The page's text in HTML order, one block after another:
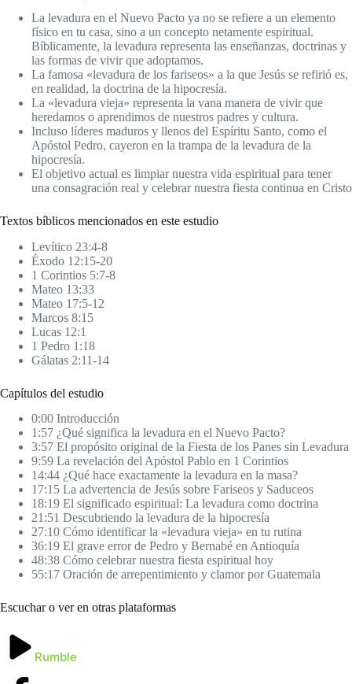
La levadura en el Nuevo Pacto ya no se refiere a un elemento
físico en tu casa, sino a un concepto netamente espiritual.
Bíblicamente, la levadura representa las enseñanzas, doctrinas y
las formas de vivir que adoptamos.
La famosa «levadura de los fariseos» a la que Jesús se refirió es,
en realidad, la doctrina de la hipocresía.
La «levadura vieja» representa la vana manera de vivir que
heredamos o aprendimos de nuestros padres y cultura.
Incluso líderes maduros y llenos del Espíritu Santo, como el
Apóstol Pedro, cayeron en la trampa de la levadura de la
hipocresía.
El objetivo actual es limpiar nuestra vida espiritual para tener
una consagración real y celebrar nuestra fiesta continua en Cristo
Textos bíblicos mencionados en este estudio
Levítico 23:4-8
Éxodo 12:15-20
1 Corintios 5:7-8
Mateo 13:33
Mateo 17:5-12
Marcos 8:15
Lucas 12:1
1 Pedro 1:18
Gálatas 2:11-14
Capítulos del estudio
0:00 Introducción
1:57 ¿Qué significa la levadura en el Nuevo Pacto?
3:57 El propósito original de la Fiesta de los Panes sin Levadura
9:59 La revelación del Apóstol Pablo en 1 Corintios
14:44 ¿Qué hace exactamente la levadura en la masa?
17:15 La advertencia de Jesús sobre Fariseos y Saduceos
18:19 El significado espiritual: La levadura como doctrina
21:51 Descubriendo la levadura de la hipocresía
27:10 Cómo identificar la «levadura vieja» en tu rutina
36:19 El grave error de Pedro y Bernabé en Antioquía
48:38 Cómo celebrar nuestra fiesta espiritual hoy
55:17 Oración de arrepentimiento y clamor por Guatemala
Escuchar o ver en otras plataformas
Rumble